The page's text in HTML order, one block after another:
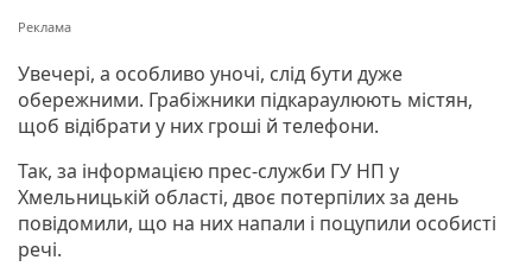
Увечері, а особливо уночі, слід бути дуже
обережними. Грабіжники підкараулюють містян,
щоб відібрати у них гроші й телефони.
Так, за інформацією прес-служби ГУ НП у
Хмельницькій області, двоє потерпілих за день
повідомили, що на них напали і поцупили особисті
речі.